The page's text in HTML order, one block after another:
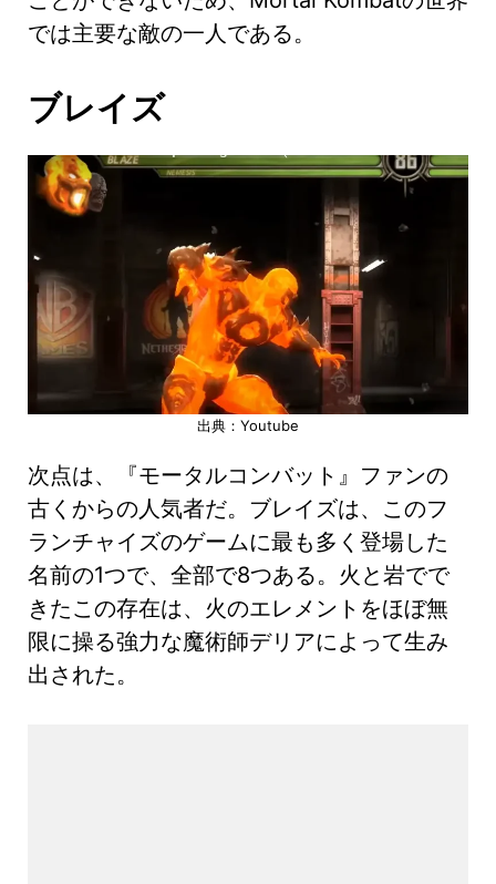
では主要な敵の一人である。
ブレイズ
出典：Youtube
次点は、『モータルコンバット』ファンの
古くからの人気者だ。ブレイズは、このフ
ランチャイズのゲームに最も多く登場した
名前の1つで、全部で8つある。火と岩でで
きたこの存在は、火のエレメントをほぼ無
限に操る強力な魔術師デリアによって生み
出された。